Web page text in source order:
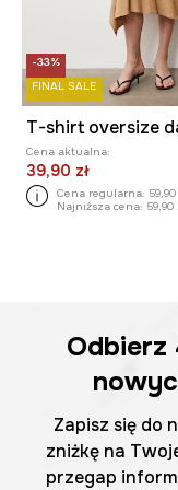
-33%
FINAL SALE
Cena aktualna:
39,90 zł
Cena regularna: 59,90
Najniższa cena: 59,90
Odbierz
Zapisz się do
zniżkę na
przegap